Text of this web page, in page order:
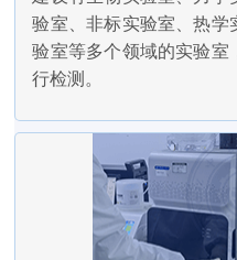
验室、非标实验室、热学
验室等多个领域的实验室
行检测。